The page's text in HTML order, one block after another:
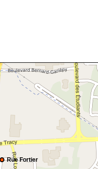
Rue Fortier